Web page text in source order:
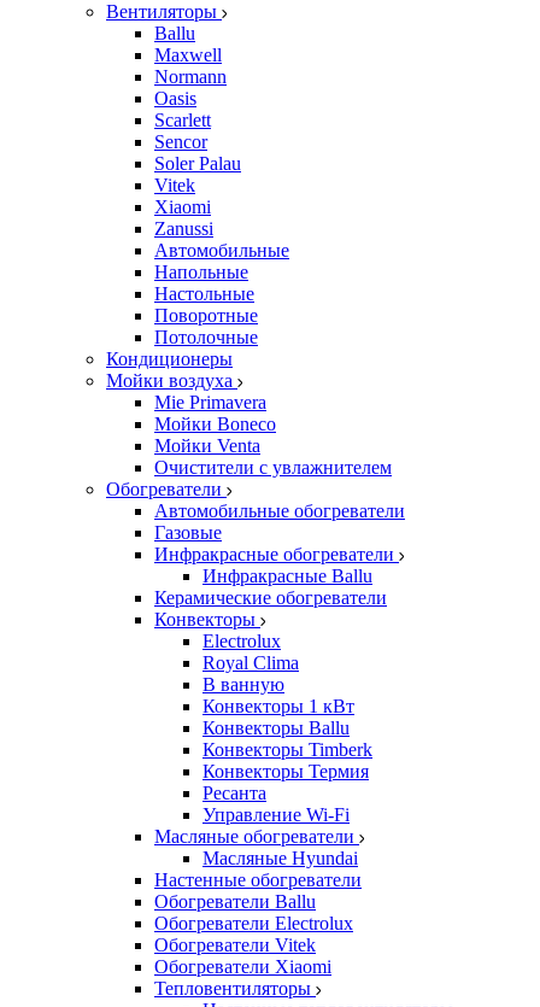
Вентиляторы
Ballu
Maxwell
Normann
Oasis
Scarlett
Sencor
Soler Palau
Vitek
Xiaomi
Zanussi
Автомобильные
Напольные
Настольные
Поворотные
Потолочные
Кондиционеры
Мойки воздуха
Mie Primavera
Мойки Boneco
Мойки Venta
Очистители с увлажнителем
Обогреватели
Автомобильные обогреватели
Газовые
Инфракрасные обогреватели
Инфракрасные Ballu
Керамические обогреватели
Конвекторы
Electrolux
Royal Clima
В ванную
Конвекторы 1 кВт
Конвекторы Ballu
Конвекторы Timberk
Конвекторы Термия
Ресанта
Управление Wi-Fi
Масляные обогреватели
Масляные Hyundai
Настенные обогреватели
Обогреватели Ballu
Обогреватели Electrolux
Обогреватели Vitek
Обогреватели Xiaomi
Тепловентиляторы